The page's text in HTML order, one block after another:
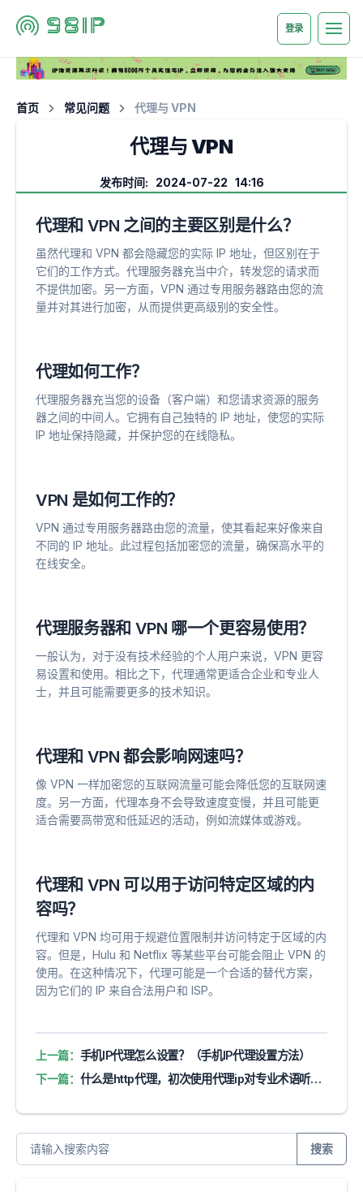
登录
首页 常见问题 代理与 VPN
代理与 VPN
发布时间: 2024-07-22 14:16
代理和 VPN 之间的主要区别是什么？
虽然代理和 VPN 都会隐藏您的实际 IP 地址，但区别在于
它们的工作方式。代理服务器充当中介，转发您的请求而
不提供加密。另一方面，VPN 通过专用服务器路由您的流
量并对其进行加密，从而提供更高级别的安全性。
代理如何工作？
代理服务器充当您的设备（客户端）和您请求资源的服务
器之间的中间人。它拥有自己独特的 IP 地址，使您的实际
IP 地址保持隐藏，并保护您的在线隐私。
VPN 是如何工作的？
VPN 通过专用服务器路由您的流量，使其看起来好像来自
不同的 IP 地址。此过程包括加密您的流量，确保高水平的
在线安全。
代理服务器和 VPN 哪一个更容易使用？
一般认为，对于没有技术经验的个人用户来说，VPN 更容
易设置和使用。相比之下，代理通常更适合企业和专业人
士，并且可能需要更多的技术知识。
代理和 VPN 都会影响网速吗？
像 VPN 一样加密您的互联网流量可能会降低您的互联网速
度。另一方面，代理本身不会导致速度变慢，并且可能更
适合需要高带宽和低延迟的活动，例如流媒体或游戏。
代理和 VPN 可以用于访问特定区域的内
容吗？
代理和 VPN 均可用于规避位置限制并访问特定于区域的内
容。但是，Hulu 和 Netflix 等某些平台可能会阻止 VPN 的
使用。在这种情况下，代理可能是一个合适的替代方案，
因为它们的 IP 来自合法用户和 ISP。
上一篇： 手机IP代理怎么设置？（手机IP代理设置方法）
下一篇： 什么是http代理，初次使用代理ip对专业术语听不懂，5分钟带你入门
搜索